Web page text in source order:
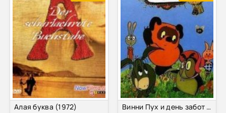
Алая буква (1972) Винни Пух и день забот (1972)